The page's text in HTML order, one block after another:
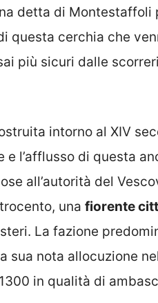
detta di Montestaffoli
questa cerchia che
più sicuri dalle
intorno al XIV
l’afflusso di questa
all’autorità del
una fiorente
La fazione
sua nota allocuzione
in qualità di